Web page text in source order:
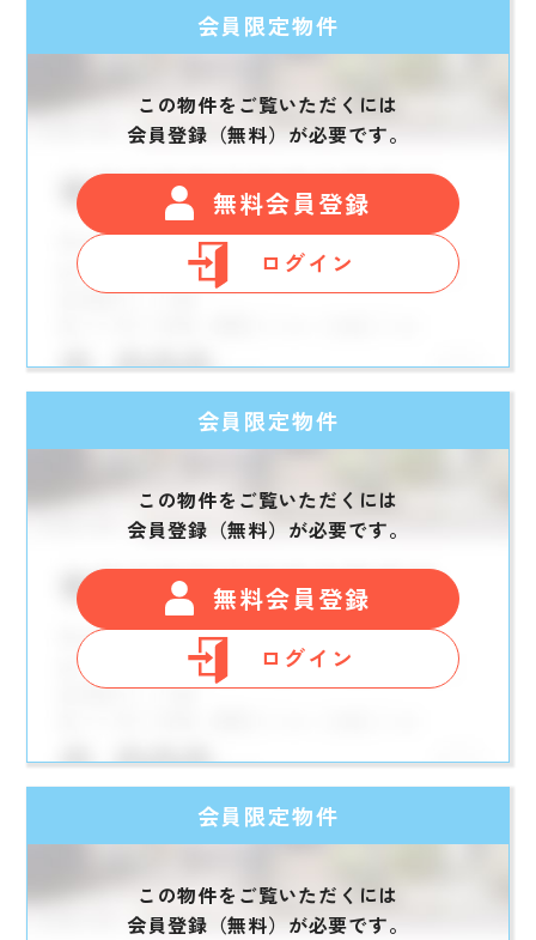
会員限定物件
この物件をご覧いただくには
会員登録（無料）が必要です。
無料会員登録
ログイン
会員限定物件
この物件をご覧いただくには
会員登録（無料）が必要です。
無料会員登録
ログイン
会員限定物件
この物件をご覧いただくには
会員登録（無料）が必要です。